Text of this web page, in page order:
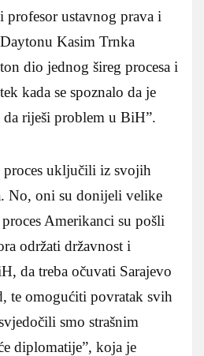
profesor ustavnog prava i
Kasim Trnka
dio jednog šireg procesa i
kada se spoznalo da je
da riješi problem u BiH”.
proces uključili iz svojih
No, oni su donijeli velike
Amerikanci su pošli
održati državnost i
da treba očuvati Sarajevo
te omogućiti povratak svih
smo strašnim
diplomatije”, koja je